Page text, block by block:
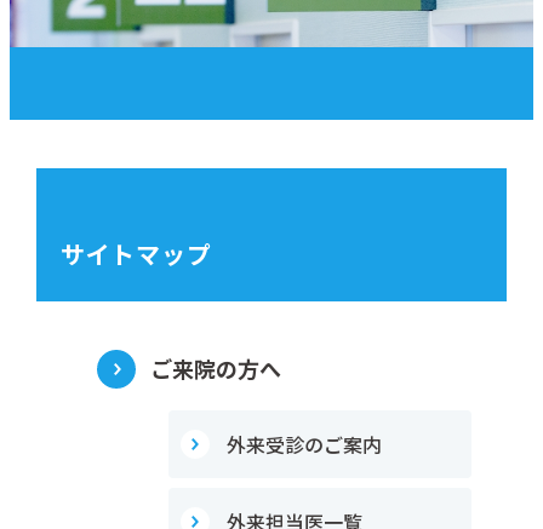
サイトマップ
ご来院の方へ
外来受診のご案内
外来担当医一覧